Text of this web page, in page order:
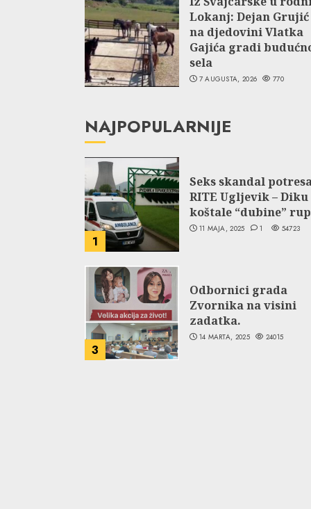
Lokanj: Dejan Grujić
na djedovini Vlatka
Gajića gradi
sela
7 AUGUSTA, 2026 770
NAJPOPULARNIJE
1
Seks skandal
RITE Ugljevik – Diku
koštale “dubine”
11 MAJA, 2025 1 54723
3
Odbornici grada
Zvornika na visini
zadatka.
14 MARTA, 2025 24015